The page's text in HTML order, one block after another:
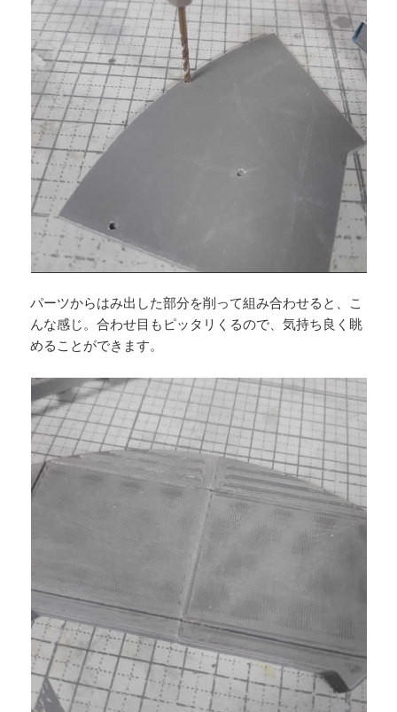
パーツからはみ出した部分を削って組み合わせると、こ
んな感じ。合わせ目もピッタリくるので、気持ち良く眺
めることができます。